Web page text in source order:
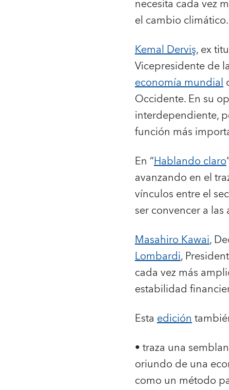
necesita cada vez
el cambio climático.
Kemal Derviş, ex
Vicepresidente de
economía mundial
Occidente. En su
interdependiente,
función más
En “Hablando claro
avanzando en el
vínculos entre el
ser convencer a
Masahiro Kawai,
Lombardi,
cada vez más
estabilidad
Esta edición
• traza una
oriundo de una
como un método